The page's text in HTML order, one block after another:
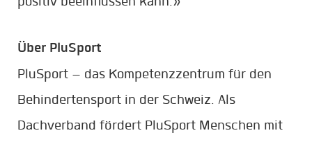
Über PluSport
PluSport – das Kompetenzzentrum für den
Behindertensport in der Schweiz. Als
Dachverband fördert PluSport Menschen mit